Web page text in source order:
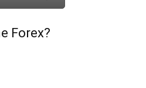
Forex?